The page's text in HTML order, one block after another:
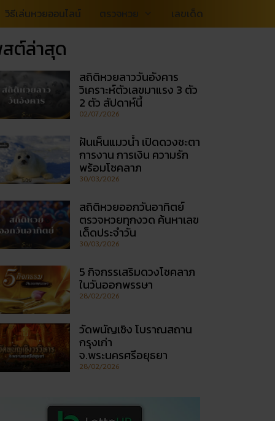
วิธีเล่นหวยออนไลน์ ตรวจหวย เลขเด็ด
ต์ล่าสุด
สถิติหวยลาววันอังคาร
วิเคราะห์ตัวเลขมาแรง 3 ตัว
2 ตัว สัปดาห์นี้
02/07/2026
ฝันเห็นแมวน้ำ เปิดดวงชะตา
การงาน การเงิน ความรัก
พร้อมโชคลาภ
30/03/2026
สถิติหวยออกวันอาทิตย์
ตรวจหวยทุกงวด ค้นหาเลข
เด็ดประจำวัน
30/03/2026
5 กิจกรรเสริมดวงโชคลาภ
ในวันออกพรรษา
28/02/2026
วัดพนัญเชิง โบราณสถาน
กรุงเก่า
จ.พระนครศรีอยุธยา
28/02/2026